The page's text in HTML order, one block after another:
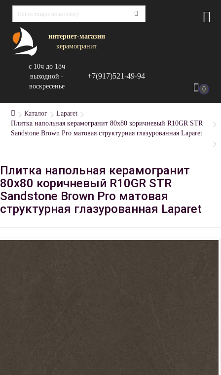
интернет-магазин
керамогранит
с 10ч до 18ч
выходной -
воскресенье
+7(917)521-49-94
0
Каталог
Laparet
Плитка напольная керамогранит 80x80 коричневый R10GR STR
Sandstone Brown Pro матовая структурная глазурованная Laparet
Плитка напольная керамогранит
80x80 коричневый R10GR STR
Sandstone Brown Pro матовая
структурная глазурованная Laparet